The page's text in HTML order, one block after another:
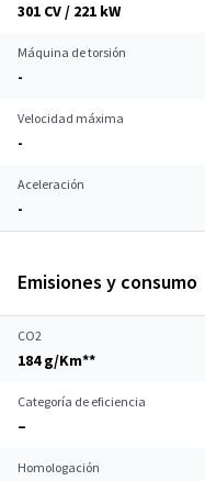
301 CV / 221 kW
Máquina de torsión
-
Velocidad máxima
-
Aceleración
-
Emisiones y consumo
CO2
184 g/Km**
Categoría de eficiencia
–
Homologación